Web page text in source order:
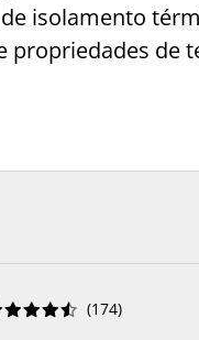
isolamento
propriedades de




 (174)